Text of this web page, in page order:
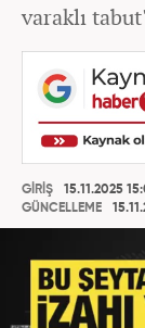
varaklı
GİRİŞ
15.11.2025
GÜNCELLEME